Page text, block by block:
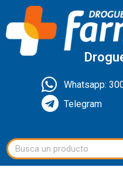
Whatsapp:
Telegram